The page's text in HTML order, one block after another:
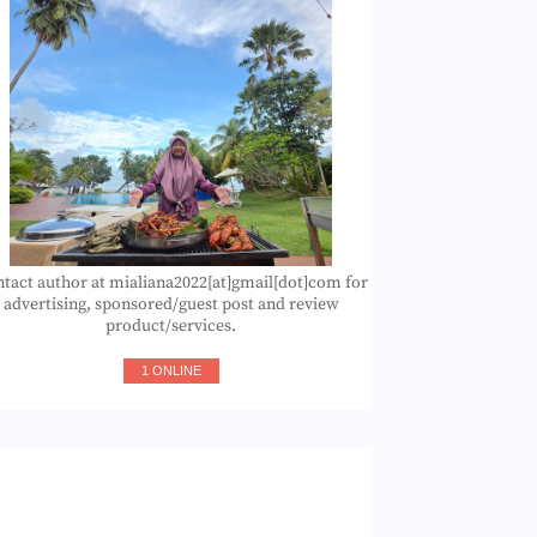
author at mialiana2022[at]gmail[dot]com for
advertising, sponsored/guest post and review
product/services.
1 ONLINE